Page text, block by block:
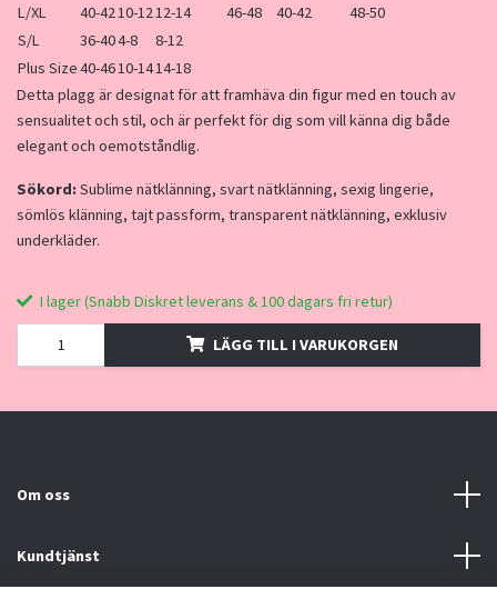
L/XL
40-4210-1212-14 46-48 40-42
48-50
S/L
36-404-8
8-12
Plus Size40-4610-1414-18
Detta plagg är designat för att framhäva din figur med en touch av
sensualitet och stil, och är perfekt för dig som vill känna dig både
elegant och oemotståndlig.
Sökord:Sublime nätklänning, svart nätklänning, sexig lingerie,
sömlös klänning, tajt passform, transparent nätklänning, exklusiv
underkläder.
I lager (Snabb Diskret leverans & 100 dagars fri retur)
LÄGG TILL I VARUKORGEN
Om oss
Kundtjänst